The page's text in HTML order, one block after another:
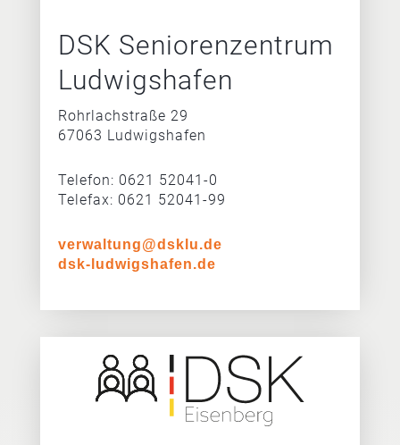
DSK Seniorenzentrum
Ludwigshafen
Rohrlachstraße 29
67063 Ludwigshafen
Telefon: 0621 52041-0
Telefax: 0621 52041-99
verwaltung@dsklu.de
dsk-ludwigshafen.de